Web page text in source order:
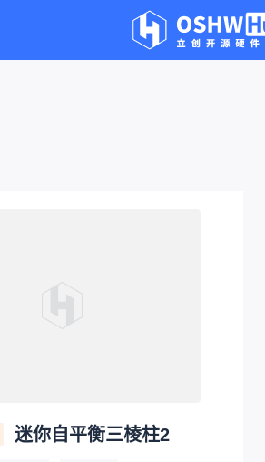
迷你自平衡三棱柱2